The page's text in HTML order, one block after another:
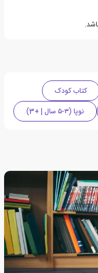
کتاب کودک
نوپا (۳-۵ سال | +3)